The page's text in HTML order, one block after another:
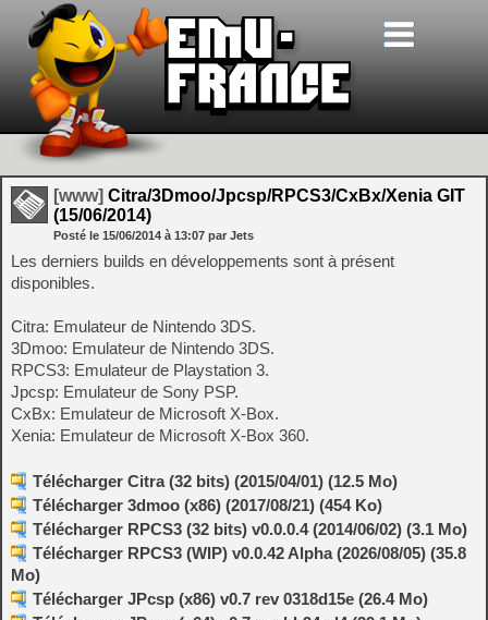
[www] Citra/3Dmoo/Jpcsp/RPCS3/CxBx/Xenia GIT
(15/06/2014)
Posté le 15/06/2014 à 13:07 par Jets
Les derniers builds en développements sont à présent
disponibles.
Citra: Emulateur de Nintendo 3DS.
3Dmoo: Emulateur de Nintendo 3DS.
RPCS3: Emulateur de Playstation 3.
Jpcsp: Emulateur de Sony PSP.
CxBx: Emulateur de Microsoft X-Box.
Xenia: Emulateur de Microsoft X-Box 360.
Télécharger Citra (32 bits) (2015/04/01) (12.5 Mo)
Télécharger 3dmoo (x86) (2017/08/21) (454 Ko)
Télécharger RPCS3 (32 bits) v0.0.0.4 (2014/06/02) (3.1 Mo)
Télécharger RPCS3 (WIP) v0.0.42 Alpha (2026/08/05) (35.8
Mo)
Télécharger JPcsp (x86) v0.7 rev 0318d15e (26.4 Mo)